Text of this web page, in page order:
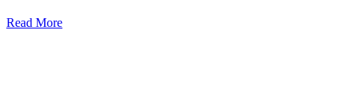
Read More